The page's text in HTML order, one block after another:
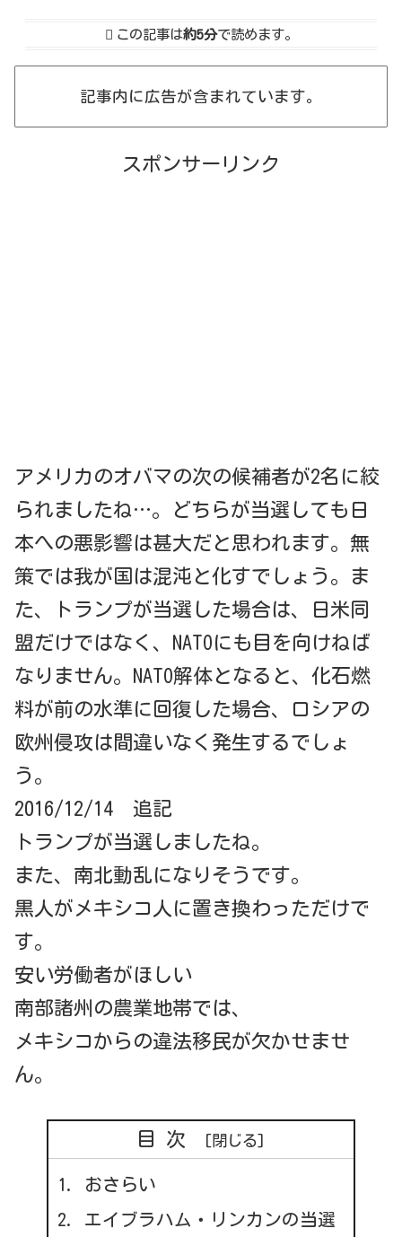
この記事は約5分で読めます。
記事内に広告が含まれています。
スポンサーリンク
アメリカのオバマの次の候補者が2名に絞
られましたね…。どちらが当選しても日
本への悪影響は甚大だと思われます。無
策では我が国は混沌と化すでしょう。ま
た、トランプが当選した場合は、日米同
盟だけではなく、NATOにも目を向けねば
なりません。NATO解体となると、化石燃
料が前の水準に回復した場合、ロシアの
欧州侵攻は間違いなく発生するでしょ
う。
2016/12/14 追記
トランプが当選しましたね。
また、南北動乱になりそうです。
黒人がメキシコ人に置き換わっただけで
す。
安い労働者がほしい
南部諸州の農業地帯では、
メキシコからの違法移民が欠かせませ
ん。
目次
おさらい
エイブラハム・リンカンの当選